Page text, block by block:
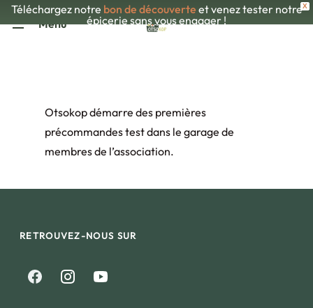
X
Téléchargez notre bon de découverte et venez tester notre
épicerie sans vous engager !
Skip
to
Menu
Otsokop démarre des premières
précommandes test dans le garage de
membres de l’association.
RETROUVEZ-NOUS SUR